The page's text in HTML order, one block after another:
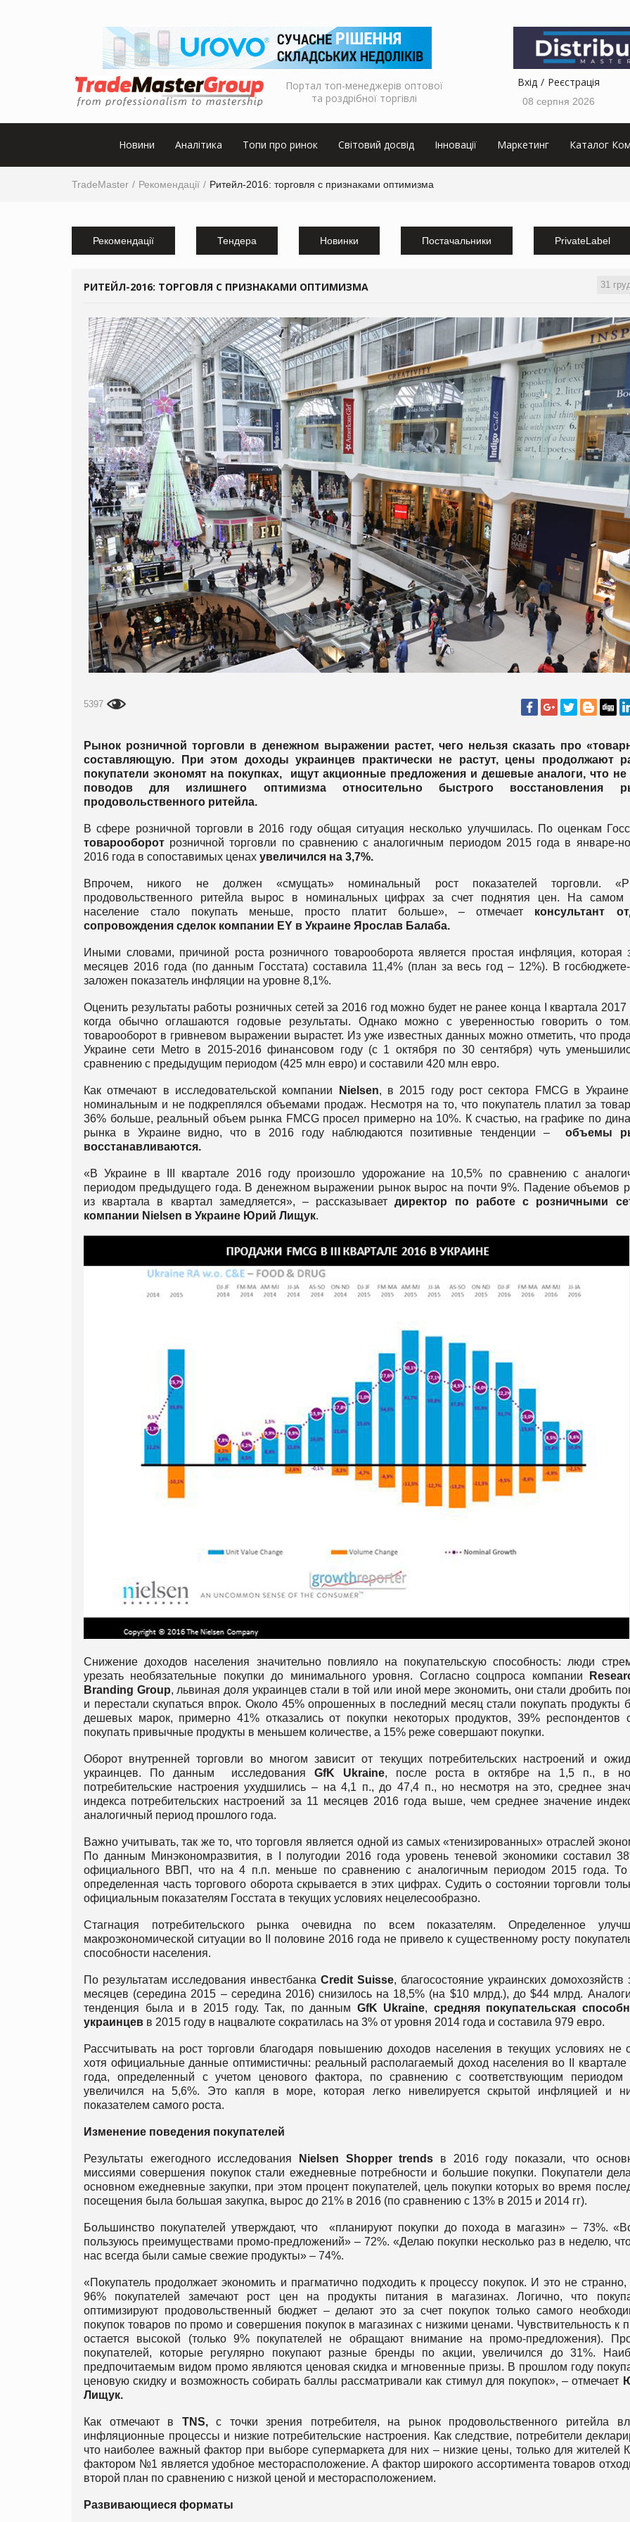
Портал топ-менеджерів оптової
та роздрібної торгівлі
Вхід Реєстрація
08 серпня 2026
Новини Аналітика Топи про ринок Світовий досвід Інновації Маркетинг Каталог
TradeMaster Рекомендації Ритейл-2016: торговля с признаками оптимизма
Рекомендації Тендера Новинки Постачальники PrivateLabel
31
РИТЕЙЛ-2016: ТОРГОВЛЯ С ПРИЗНАКАМИ ОПТИМИЗМА
5397
Рынок розничной торговли в денежном выражении растет, чего нельзя сказать про
составляющую. При этом доходы украинцев практически не растут, цены продолжают
покупатели экономят на покупках, ищут акционные предложения и дешевые аналоги, что не
поводов для излишнего оптимизма относительно быстрого восстановления
продовольственного ритейла.
В сфере розничной торговли в 2016 году общая ситуация несколько улучшилась. По оценкам
товарооборот розничной торговли по сравнению с аналогичным периодом 2015 года в январе-
2016 года в сопоставимых ценах увеличился на 3,7%.
Впрочем, никого не должен «смущать» номинальный рост показателей торговли.
продовольственного ритейла вырос в номинальных цифрах за счет поднятия цен. На самом
население стало покупать меньше, просто платит больше», – отмечает консультант
сопровождения сделок компании EY в Украине Ярослав Балаба.
Иными словами, причиной роста розничного товарооборота является простая инфляция, которая
месяцев 2016 года (по данным Госстата) составила 11,4% (план за весь год – 12%). В
заложен показатель инфляции на уровне 8,1%.
Оценить результаты работы розничных сетей за 2016 год можно будет не ранее конца I квартала 2017
когда обычно оглашаются годовые результаты. Однако можно с уверенностью говорить о
товарооборот в гривневом выражении вырастет. Из уже известных данных можно отметить, что
Украине сети Metro в 2015-2016 финансовом году (с 1 октября по 30 сентября) чуть
сравнению с предыдущим периодом (425 млн евро) и составили 420 млн евро.
Как отмечают в исследовательской компании Nielsen, в 2015 году рост сектора FMCG в
номинальным и не подкреплялся объемами продаж. Несмотря на то, что покупатель платил за
36% больше, реальный объем рынка FMCG просел примерно на 10%. К счастью, на графике по
рынка в Украине видно, что в 2016 году наблюдаются позитивные тенденции – объемы
восстанавливаются.
«В Украине в ІІІ квартале 2016 году произошло удорожание на 10,5% по сравнению с
периодом предыдущего года. В денежном выражении рынок вырос на почти 9%. Падение объемов
из квартала в квартал замедляется», – рассказываетдиректор по работе с розничными
компании Nielsen в Украине Юрий Лищук.
Снижение доходов населения значительно повлияло на покупательскую способность: люди
урезать необязательные покупки до минимального уровня. Согласно соцпроса компании
Branding Group, львиная доля украинцев стали в той или иной мере экономить, они стали дробить
и перестали скупаться впрок. Около 45% опрошенных в последний месяц стали покупать продукты
дешевых марок, примерно 41% отказались от покупки некоторых продуктов, 39% респондентов
покупать привычные продукты в меньшем количестве, а 15% реже совершают покупки.
Оборот внутренней торговли во многом зависит от текущих потребительских настроений и
украинцев. По данным исследования GfK Ukraine, после роста в октябре на 1,5 п., в
потребительские настроения ухудшились – на 4,1 п., до 47,4 п., но несмотря на это, среднее
индекса потребительских настроений за 11 месяцев 2016 года выше, чем среднее значение
аналогичный период прошлого года.
Важно учитывать, так же то, что торговля является одной из самых «тенизированных» отраслей
По данным Минэкономразвития, в I полугодии 2016 года уровень теневой экономики составил
официального ВВП, что на 4 п.п. меньше по сравнению с аналогичным периодом 2015 года. То
определенная часть торгового оборота скрывается в этих цифрах. Судить о состоянии торговли
официальным показателям Госстата в текущих условиях нецелесообразно.
Стагнация потребительского рынка очевидна по всем показателям. Определенное
макроэкономической ситуации во II половине 2016 года не привело к существенному росту
способности населения.
По результатам исследования инвестбанка Credit Suisse, благосостояние украинских домохозяйств
месяцев (середина 2015 – середина 2016) снизилось на 18,5% (на $10 млрд.), до $44 млрд.
тенденция была и в 2015 году. Так, по данным GfK Ukraine, средняя покупательская
украинцев в 2015 году в нацвалюте сократилась на 3% от уровня 2014 года и составила 979 евро.
Рассчитывать на рост торговли благодаря повышению доходов населения в текущих условиях не
хотя официальные данные оптимистичны: реальный располагаемый доход населения во II квартале
года, определенный с учетом ценового фактора, по сравнению с соответствующим периодом
увеличился на 5,6%. Это капля в море, которая легко нивелируется скрытой инфляцией и
показателем самого роста.
Изменение поведения покупателей
Результаты ежегодного исследования Nielsen Shopper trends в 2016 году показали, что
миссиями совершения покупок стали ежедневные потребности и большие покупки. Покупатели
основном ежедневные закупки, при этом процент покупателей, цель покупки которых во время
посещения была большая закупка, вырос до 21% в 2016 (по сравнению с 13% в 2015 и 2014 гг).
Большинство покупателей утверждают, что «планируют покупки до похода в магазин» – 73%.
пользуюсь преимуществами промо-предложений» – 72%. «Делаю покупки несколько раз в неделю,
нас всегда были самые свежие продукты» – 74%.
«Покупатель продолжает экономить и прагматично подходить к процессу покупок. И это не странно,
96% покупателей замечают рост цен на продукты питания в магазинах. Логично, что
оптимизируют продовольственный бюджет – делают это за счет покупок только самого
покупок товаров по промо и совершения покупок в магазинах с низкими ценами. Чувствительность к
остается высокой (только 9% покупателей не обращают внимание на промо-предложения).
покупателей, которые регулярно покупают разные бренды по акции, увеличился до 31%.
предпочитаемым видом промо являются ценовая скидка и мгновенные призы. В прошлом году
ценовую скидку и возможность собирать баллы рассматривали как стимул для покупок», – отмечает
Лищук.
Как отмечают в TNS,с точки зрения потребителя, на рынок продовольственного ритейла
инфляционные процессы и низкие потребительские настроения. Как следствие, потребители
что наиболее важный фактор при выборе супермаркета для них – низкие цены, только для жителей
фактором №1 является удобное месторасположение. А фактор широкого ассортимента товаров
второй план по сравнению с низкой ценой и месторасположением.
Развивающиеся форматы